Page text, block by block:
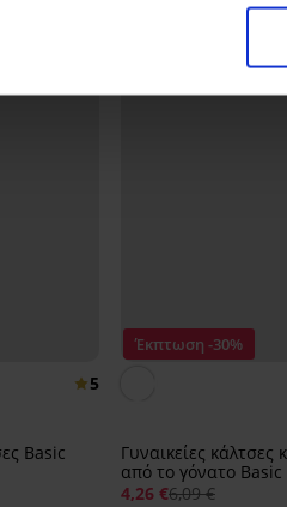
5
Basic
Έκπτωση -30%
Γυναικείες κάλτσες
από το
4,26 €6,09 €